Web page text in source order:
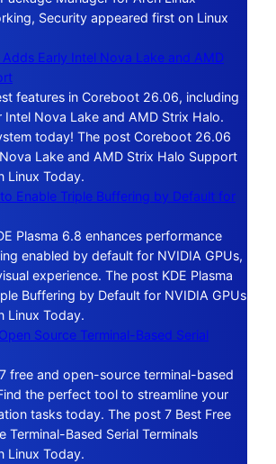
Security appeared first on Linux
Early Intel Nova Lake and AMD
features in Coreboot 26.06, including
Nova Lake and AMD Strix Halo.
today! The post Coreboot 26.06
Lake and AMD Strix Halo Support
Linux Today.
Enable Triple Buffering by Default for
Plasma 6.8 enhances performance
enabled by default for NVIDIA GPUs,
experience. The post KDE Plasma
Buffering by Default for NVIDIA GPUs
Linux Today.
Source Terminal-Based Serial
free and open-source terminal-based
the perfect tool to streamline your
tasks today. The post 7 Best Free
Terminal-Based Serial Terminals
Linux Today.